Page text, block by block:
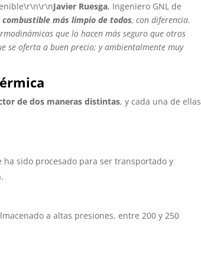
Javier Ruesga, Ingeniero GNL de
más limpio de todos, con diferencia.
que lo hacen más seguro que otros
se oferta a buen precio; y ambientalmente muy
de dos maneras distintas, y cada una de ellas
ha sido procesado para ser transportado y
a altas presiones, entre 200 y 250